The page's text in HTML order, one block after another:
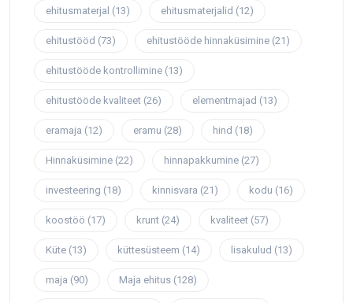
ehitusmaterjal (13) ehitusmaterjalid (12)
ehitustööd (73) ehitustööde hinnaküsimine (21)
ehitustööde kontrollimine (13)
ehitustööde kvaliteet (26) elementmajad (13)
eramaja (12) eramu (28) hind (18)
Hinnaküsimine (22) hinnapakkumine (27)
investeering (18) kinnisvara (21) kodu (16)
koostöö (17) krunt (24) kvaliteet (57)
Küte (13) küttesüsteem (14) lisakulud (13)
maja (90) Maja ehitus (128)